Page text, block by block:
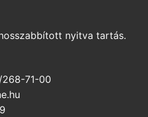
nyitva tartás.
71-00